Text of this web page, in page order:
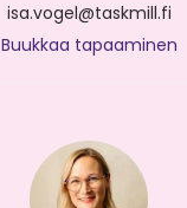
isa.vogel@taskmill.fi
Buukkaa tapaaminen